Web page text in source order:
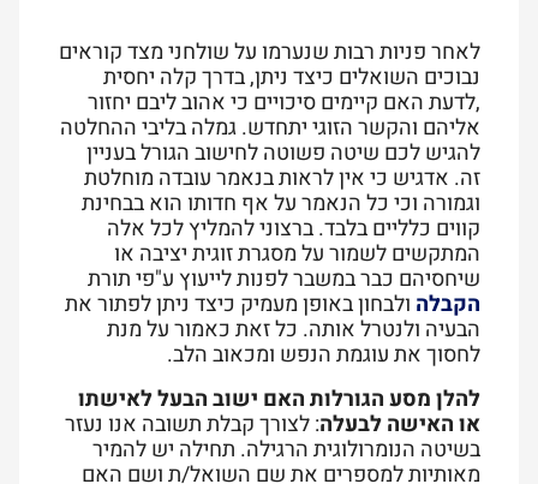
לאחר פניות רבות שנערמו על שולחני מצד קוראים
נבוכים השואלים כיצד ניתן, בדרך קלה יחסית
,לדעת האם קיימים סיכויים כי אהוב ליבם יחזור
אליהם והקשר הזוגי יתחדש. גמלה בליבי ההחלטה
להגיש לכם שיטה פשוטה לחישוב הגורל בעניין
זה. אדגיש כי אין לראות בנאמר עובדה מוחלטת
וגמורה וכי כל הנאמר על אף חדותו הוא בבחינת
קווים כלליים בלבד. ברצוני להמליץ לכל אלה
המתקשים לשמור על מסגרת זוגית יציבה או
שיחסיהם כבר במשבר לפנות לייעוץ ע"פי תורת
הקבלה ולבחון באופן מעמיק כיצד ניתן לפתור את
הבעיה ולנטרל אותה. כל זאת כאמור על מנת
לחסוך את עוגמת הנפש ומכאוב הלב.
להלן מסע הגורלות האם ישוב הבעל לאישתו
או האישה לבעלה: לצורך קבלת תשובה אנו נעזר
בשיטה הנומרולוגית הרגילה. תחילה יש להמיר
מאותיות למספרים את שם השואל/ת ושם האם